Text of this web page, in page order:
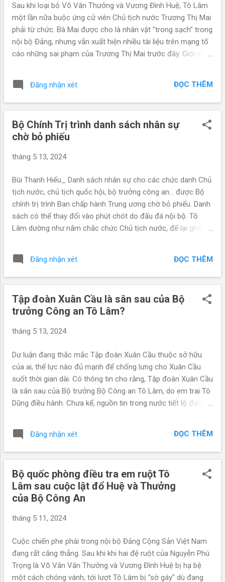
nhau. Khi Công an Phú Thọ phát hiện ra đề xuất bắt Dương
nhưng Tô Lâ.m không cho bắt. Trước khi bị bắt một tuần,
Nguyễn Văn Dương còn đưa ...
Sau khi loại bỏ Võ Văn Thưởng và Vương Đình Huệ, Tô Lâm
một lần nữa buộc ứng cử viên Chủ tịch nước Trương Thị Mai
phải từ chức. Bà Mai được cho là nhân vật "trong sạch" trong
nội bộ Đảng, nhưng vẫn xuất hiện nhiều tài liệu trên mạng tố
cáo những sai phạm của Trương Thị Mai trước đây. Giới phân
chức Chủ tịch nước cho Tô Lâm. Bộ Chính trị hôm 17/5
chính thức thông báo, Bà Trương Thị Mai thôi chức Thường
trực Ban Bí thư và người thay bà là đại tướng Lương Cường,
Quyết định phân công được Bộ Chính trị báo cáo Ban Chấp
hành Trung ương Đảng trước Hội nghị lần thứ 9 Ban Chấp
"người loan tin" Cô Gái Đồ Long Lê Nguyễn Hương Trà đã tiết
lộ sớm thông tin. Đây là Facebooker nổi tiếng có mối quan
hệ thân tín với giới chính trị trong nước. Nhà báo này từng
đưa tin chính xác về sự ra đi của Nguyễn Xuân Phúc và...
Đăng nhận xét ĐỌC THÊM
Bộ Chính Trị trình danh sách nhân sự
chờ bỏ phiếu
tháng 5 13, 2024
Bùi Thanh Hiếu_ Danh sách nhân sự cho các chức danh Chủ
tịch nước, chủ tịch quốc hội, bộ trưởng công an... được Bộ
chính trị trình Ban chấp hành Trung ương chờ bỏ phiếu. Danh
sách có thể thay đổi vào phút chót do đấu đá nội bộ. Tô
Lâm dường như nắm chắc chức Chủ tịch nước, để lại ghế Bộ
phái đã tạm thỏa thuận với nhau và Bộ Chính trị sau khi họp
đã đưa danh sách như sau trình Ban chấp hành Trung ương
bỏ phiếu quyết định trong cuộc họp sắp sửa diễn ra trong vài
Bộ Công an: Lương Tam Quang (Hưng Yên). - Trưởng Ban tổ
chức Trung ương: Lê Minh Hưng (Hà Tĩnh). - Thường trực
Trần Thanh Mẫn (Hậu Giang). Đây là danh sách trình lên
nhưng chưa được bầu, Hội nghị Trung ương 9 trong vài ngày
tới sẽ quyết, tức là tới phút chót vẫn có thể có thay đổi một
vài nhân sự nêu trên, vẫn còn có sự bất ngờ, các phe phái
đang hết sức...
Đăng nhận xét ĐỌC THÊM
Tập đoàn Xuân Cầu là sân sau của Bộ
trưởng Công an Tô Lâm?
tháng 5 13, 2024
Dư luận đang thắc mắc Tập đoàn Xuân Cầu thuộc sở hữu
của ai, thế lực nào đủ mạnh để chống lưng cho Xuân Cầu
suốt thời gian dài. Có thông tin cho rằng, Tập đoàn Xuân Cầu
là sân sau của Bộ trưởng Bộ Công an Tô Lâm, do em trai Tô
Dũng điều hành. Chưa kể, nguồn tin trong nước tiết lộ đang
này". Thế lực chống lưng Tập đoàn Xuân Cầu là Bộ trưởng
Công an Tô Lâm? Công ty TNHH Thương mại và Dịch vụ
Xuân Cầu, tiền thân là Công ty TNHH Xuân Cầu (Piaggio
đồng Quản trị công ty Xuân Cầu là Tô Dũng, sinh năm 1962.
Xuân Cầu là tên một ngôi làng cổ, thuộc xã Nghĩa Trụ, huyện
Văn Giang, tỉnh Hưng Yên. Xuân Cầu nằm sát con sông đào
Dũng. Công ty TNHH Xuân Cầu (Xuân Cầu Holding) có địa
chỉ tại phường Chương Dương, quận Hoàn Kiếm, TP. Hà Nội,
vốn điều lệ là 2.150 tỷ đồng. Xuân Cầu Holding là công ty
chuyên phân phối hàng đầu dòng ...
Đăng nhận xét ĐỌC THÊM
Bộ quốc phòng điều tra em ruột Tô
Lâm sau cuộc lật đổ Huệ và Thưởng
của Bộ Công An
tháng 5 11, 2024
Cuộc chiến phe phái trong nội bộ Đảng Cộng Sản Việt Nam
đang rất căng thẳng. Sau khi khi hai đệ ruột của Nguyễn Phú
Trọng là Võ Văn Văn Thưởng và Vương Đình Huệ bị hạ bệ
một cách chóng vánh, tới lượt Tô Lâm bị "sờ gáy" dù đang